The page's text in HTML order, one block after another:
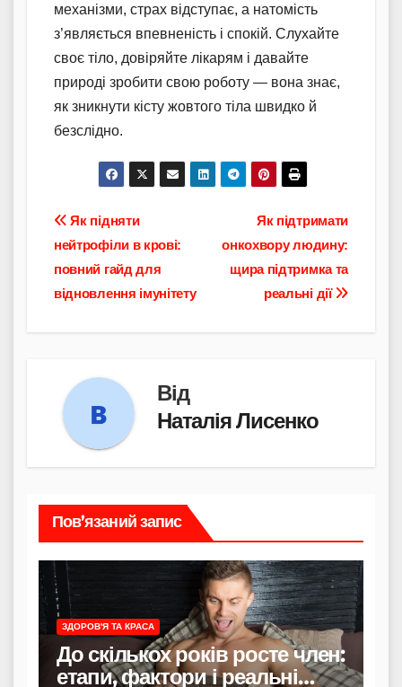
механізми, страх відступає, а натомість
з’являється впевненість і спокій. Слухайте
своє тіло, довіряйте лікарям і давайте
природі зробити свою роботу — вона знає,
як зникнути кісту жовтого тіла швидко й
безслідно.
Навігація
записів
Як підтримати
онкохвору людину:
щира підтримка та
реальні дії
Як підняти
нейтрофіли в крові:
повний гайд для
відновлення імунітету
Від
Наталія Лисенко
Пов’язаний запис
ЗДОРОВ'Я ТА КРАСА
До скількох років росте член:
етапи, фактори і реальні